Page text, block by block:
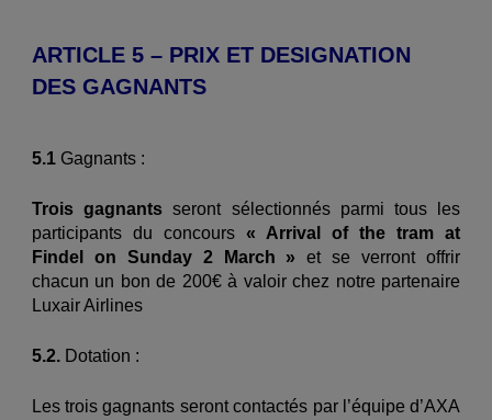
ARTICLE 5 – PRIX ET DESIGNATION
DES GAGNANTS
5.1 Gagnants :
Trois gagnantsseront sélectionnés parmi tous les
participants du concours « Arrival of the tram at
Findel on Sunday 2 March »et se verront offrir
chacun un bon de 200€ à valoir chez notre partenaire
Luxair Airlines
5.2. Dotation :
Les trois gagnants seront contactés par l’équipe d’AXA